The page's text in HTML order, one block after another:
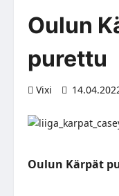
Oulun
purettu
Vixi
Oulun Kärpät